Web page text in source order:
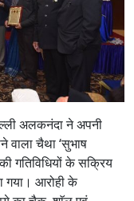
अलकनंदा ने अपनी
वाला चैथा ‘सुभाष
गतिविधियों के सक्रिय
गया। आरोही के